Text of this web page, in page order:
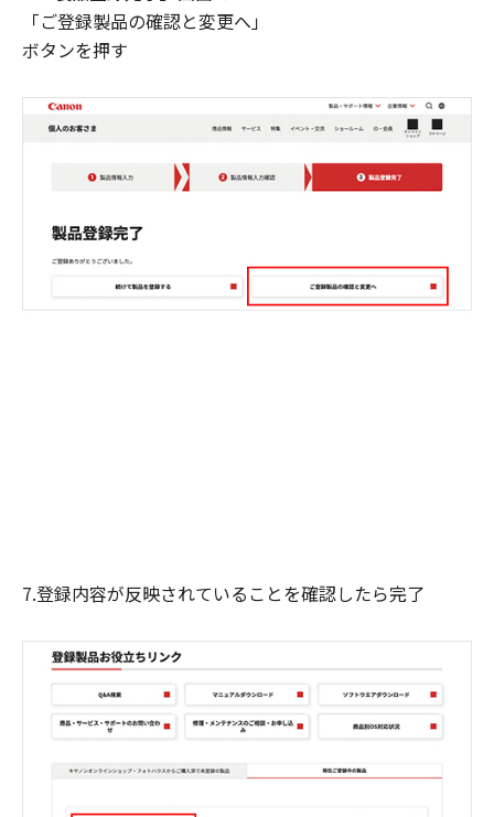
「ご登録製品の確認と変更へ」
ボタンを押す
7.登録内容が反映されていることを確認したら完了